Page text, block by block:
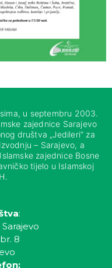
u septembru 2003.
zajednice Sarajevo
društva „Jedileri“ za
– Sarajevo, a
zajednice Bosne
tijelo u Islamskoj
:
8